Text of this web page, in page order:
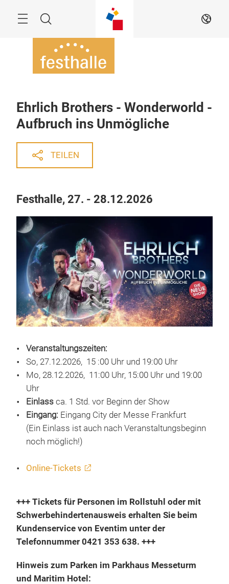
Suche DE
Ehrlich Brothers - Wonderworld -
Aufbruch ins Unmögliche
TEILEN
Festhalle, 27. - 28.12.2026
Veranstaltungszeiten:
So, 27.12.2026, 15 :00 Uhr und 19:00 Uhr
Mo, 28.12.2026, 11:00 Uhr, 15:00 Uhr und 19:00
Uhr
Einlass ca. 1 Std. vor Beginn der Show
Eingang: Eingang City der Messe Frankfurt
(Ein Einlass ist auch nach Veranstaltungsbeginn
noch möglich!)
Online-Tickets
+++ Tickets für Personen im Rollstuhl oder mit
Schwerbehindertenausweis erhalten Sie beim
Kundenservice von Eventim unter der
Telefonnummer 0421 353 638. +++
Hinweis zum Parken im Parkhaus Messeturm
und Maritim Hotel: